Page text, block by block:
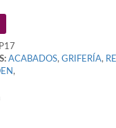
ACABADOS, GRIFERÍA,
,